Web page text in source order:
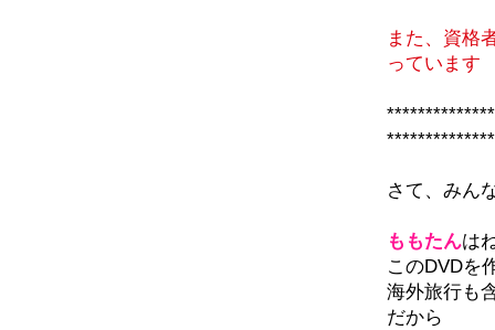
また、資格
っています
さて、みん
ももたんは
このDVDを
海外旅行も
だから